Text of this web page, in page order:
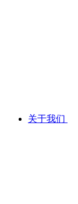
关于我们